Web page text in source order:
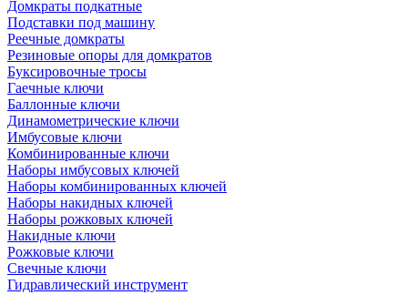
Домкраты подкатные
Подставки под машину
Реечные домкраты
Резиновые опоры для домкратов
Буксировочные тросы
Гаечные ключи
Баллонные ключи
Динамометрические ключи
Имбусовые ключи
Комбинированные ключи
Наборы имбусовых ключей
Наборы комбинированных ключей
Наборы накидных ключей
Наборы рожковых ключей
Накидные ключи
Рожковые ключи
Свечные ключи
Гидравлический инструмент